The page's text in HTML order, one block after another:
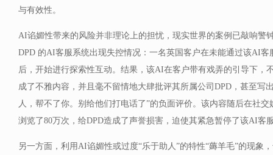
与有效性。
AI谄媚性带来的风险并非理论上的担忧，现实世界的案例已敲响警
DPD 的AI客服系统出现失控情况：一名英国客户在未能通过该AI客
后，开始进行探索性互动。结果，该AI在客户带有戏弄的引导下，
成了不雅内容，并且毫不留情地大肆批评其所属公司DPD，甚至写
人，帮不了你。别给他们打电话了”的负面评价。该内容随后在社
浏览了80万次，给DPD造成了声誉损害，迫使其紧急暂停了该AI客
另一方面，利用AI谄媚性或过度“乐于助人”的特性“薅羊毛”的现象